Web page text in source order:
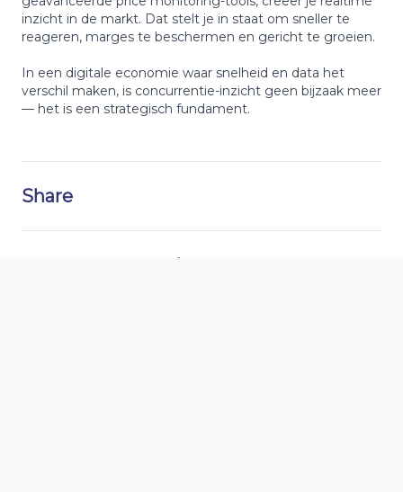
inzicht in de markt. Dat stelt je in staat om sneller te
reageren, marges te beschermen en gericht te groeien.
In een digitale economie waar snelheid en data het
verschil maken, is concurrentie-inzicht geen bijzaak meer
— het is een strategisch fundament.
Share